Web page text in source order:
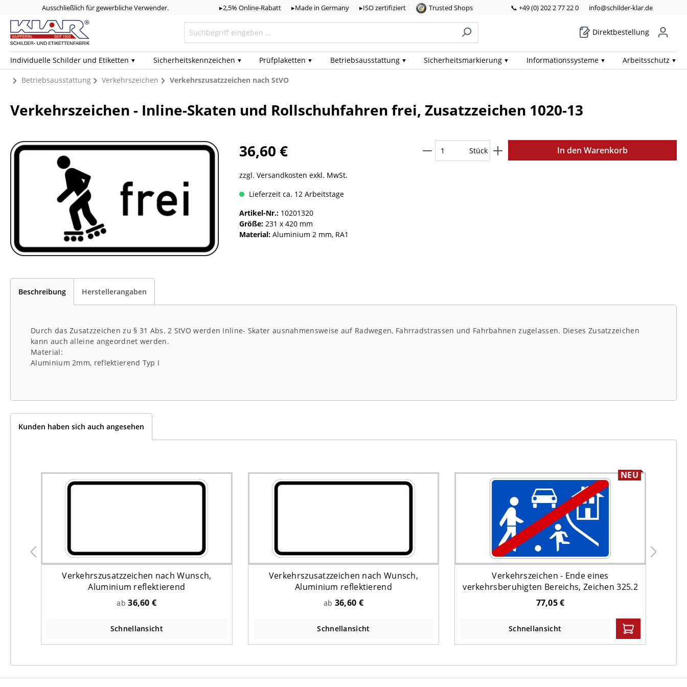
Ausschließlich für gewerbliche Verwender. ▸2,5% Online-Rabatt ▸Made in Germany ▸ISO zertifiziert Trusted Shops 📞 +49 (0) 202 2 77 22 0 info@schilder-klar.de
Direktbestellung
Individuelle Schilder und Etiketten Sicherheits­kennzeichen Prüf­plaketten Betriebs­ausstattung Sicherheits­markierung Informations­systeme Arbeits­schutz
Betriebsausstattung Verkehrszeichen Verkehrszusatzzeichen nach StVO
Verkehrszeichen - Inline-Skaten und Rollschuhfahren frei, Zusatzzeichen 1020-13
36,60 €
zzgl. Versandkosten exkl. MwSt.
Stück In den Warenkorb
Lieferzeit ca. 12 Arbeitstage
Artikel-Nr.: 10201320
Größe: 231 x 420 mm
Material: Aluminium 2 mm, RA1
Beschreibung Herstellerangaben
Durch das Zusatzzeichen zu § 31 Abs. 2 StVO werden Inline- Skater ausnahmensweise auf Radwegen, Fahrradstrassen und Fahrbahnen zugelassen. Dieses Zusatzzeichen
kann auch alleine angeordnet werden.
Material:
Aluminium 2mm, reflektierend Typ I
Kunden haben sich auch angesehen
Verkehrszusatzzeichen nach Wunsch,
Aluminium reflektierend
ab36,60 €
Schnellansicht
Verkehrszusatzzeichen nach Wunsch,
Aluminium reflektierend
ab 36,60 €
Schnellansicht
NEU
Verkehrszeichen - Ende eines
verkehrsberuhigten Bereichs, Zeichen 325.2
77,05 €
Schnellansicht